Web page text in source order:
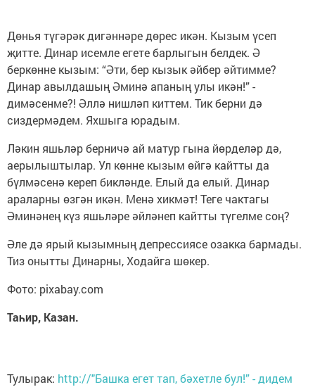
Дөнья түгәрәк дигәннәре дөрес икән. Кызым үсеп
җитте. Динар исемле егете барлыгын белдек. Ә
беркөнне кызым: “Әти, бер кызык әйбер әйтимме?
Динар авылдашың Әминә апаның улы икән!” -
димәсенме?! Әллә нишләп киттем. Тик берни дә
сиздермәдем. Яхшыга юрадым.
Ләкин яшьләр берничә ай матур гына йөрделәр дә,
аерылыштылар. Ул көнне кызым өйгә кайтты да
бүлмәсенә кереп бикләнде. Елый да елый. Динар
араларны өзгән икән. Менә хикмәт! Теге чактагы
Әминәнең күз яшьләре әйләнеп кайтты түгелме соң?
Әле дә ярый кызымның депрессиясе озакка бармады.
Тиз онытты Динарны, Ходайга шөкер.
Фото: pixabay.com
Таһир, Казан.
Тулырак: http://"Башка егет тап, бәхетле бул!” - дидем